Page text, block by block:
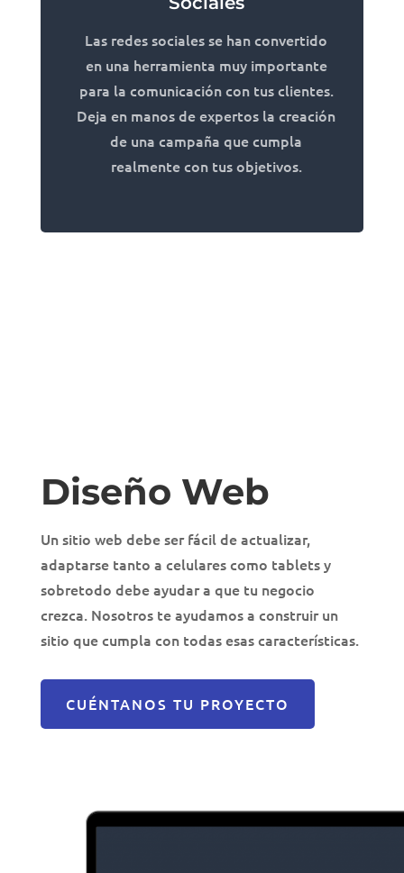
Las redes sociales se han convertido
en una herramienta muy importante
para la comunicación con tus clientes.
Deja en manos de expertos la creación
de una campaña que cumpla
realmente con tus objetivos.
Diseño Web
Un sitio web debe ser fácil de actualizar,
adaptarse tanto a celulares como tablets y
sobretodo debe ayudar a que tu negocio
crezca. Nosotros te ayudamos a construir un
sitio que cumpla con todas esas características.
CUÉNTANOS TU PROYECTO